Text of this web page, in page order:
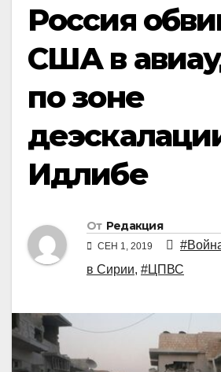
Россия
США в
по зоне
Идлибе
От Редакция
СЕН 1, 2019
в Сирии, #ЦПВС